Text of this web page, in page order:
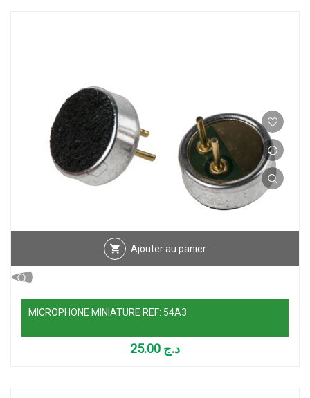
Ajouter au panier
MICROPHONE MINIATURE REF: 54A3
د.ج